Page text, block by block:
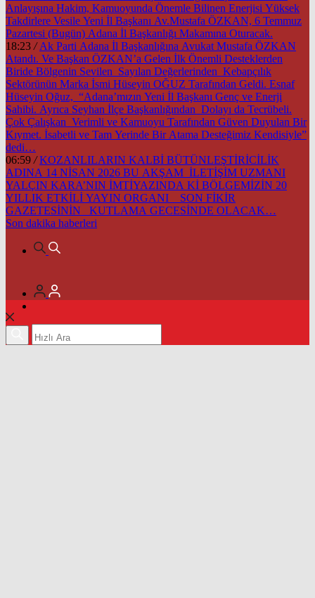
Anlayışına Hakim, Kamuoyunda Önemle Bilinen Enerjisi Yüksek
Takdirlere Vesile Yeni İl Başkanı Av.Mustafa ÖZKAN, 6 Temmuz
Pazartesi (Bugün) Adana İl Başkanlığı Makamına Oturacak.
18:23 / Ak Parti Adana İl Başkanlığına Avukat Mustafa ÖZKAN
Atandı. Ve Başkan ÖZKAN’a Gelen İlk Önemli Desteklerden
Biride Bölgenin Sevilen Sayılan Değerlerinden Kebapçılık
Sektörünün Marka İsmi Hüseyin OĞUZ Tarafından Geldi. Esnaf
Hüseyin Oğuz, “Adana’mızın Yeni İl Başkanı Genç ve Enerji
Sahibi. Ayrıca Seyhan İlçe Başkanlığından Dolayı da Tecrübeli.
Çok Çalışkan Verimli ve Kamuoyu Tarafından Güven Duyulan Bir
Kıymet. İsabetli ve Tam Yerinde Bir Atama Desteğimiz Kendisiyle”
dedi…
06:59 / KOZANLILARIN KALBİ BÜTÜNLEŞTİRİCİLİK
ADINA 14 NİSAN 2026 BU AKŞAM İLETİŞİM UZMANI
YALÇIN KARA’NIN İMTİYAZINDA Kİ BÖLGEMİZİN 20
YILLIK ETKİLİ YAYIN ORGANI SON FİKİR
GAZETESİNİN KUTLAMA GECESİNDE OLACAK…
Son dakika haberleri